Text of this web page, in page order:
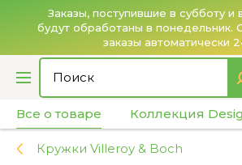
Заказы, поступившие в субботу и
будут обработаны в понедельник.
заказы автоматически
Все о товаре Коллекция
Кружки Villeroy & Boch